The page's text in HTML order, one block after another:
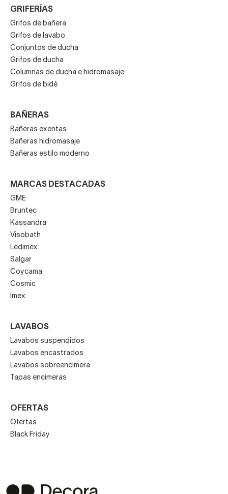
GRIFERÍAS
Grifos de bañera
Grifos de lavabo
Conjuntos de ducha
Grifos de ducha
Columnas de ducha e hidromasaje
Grifos de bidé
BAÑERAS
Bañeras exentas
Bañeras hidromasaje
Bañeras estilo moderno
MARCAS DESTACADAS
GME
Bruntec
Kassandra
Visobath
Ledimex
Salgar
Coycama
Cosmic
Imex
LAVABOS
Lavabos suspendidos
Lavabos encastrados
Lavabos sobreencimera
Tapas encimeras
OFERTAS
Ofertas
Black Friday